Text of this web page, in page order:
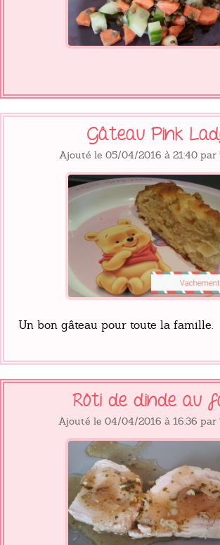
Gâteau Pink
Ajouté le 05/04/2016 à 21:40 par
Un bon gâteau pour toute la famille.
Rôti de dinde au
Ajouté le 04/04/2016 à 16:36 par